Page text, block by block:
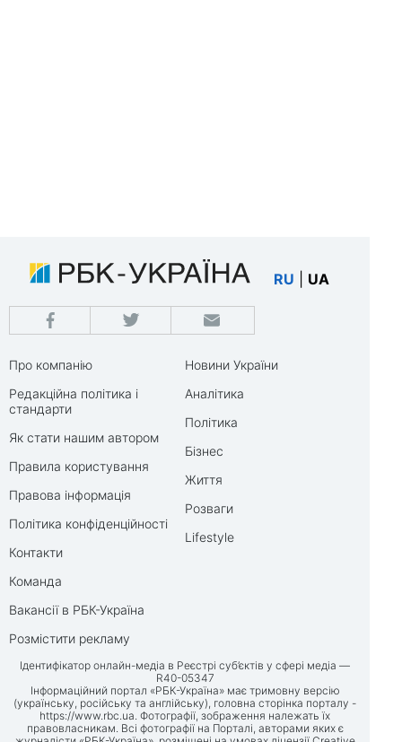
RU UA
Про компанію
Редакційна політика і
стандарти
Як стати нашим автором
Правила користування
Правова інформація
Політика конфіденційності
Контакти
Команда
Вакансії в РБК-Україна
Розмістити рекламу
Новини України
Аналітика
Політика
Бізнес
Життя
Розваги
Lifestyle
Ідентифікатор онлайн-медіа в Реєстрі суб’єктів у сфері медіа —
R40-05347
Інформаційний портал «РБК-Україна» має тримовну версію
(українську, російську та англійську), головна сторінка порталу -
https://www.rbc.ua. Фотографії, зображення належать їх
правовласникам. Всі фотографії на Порталі, авторами яких є